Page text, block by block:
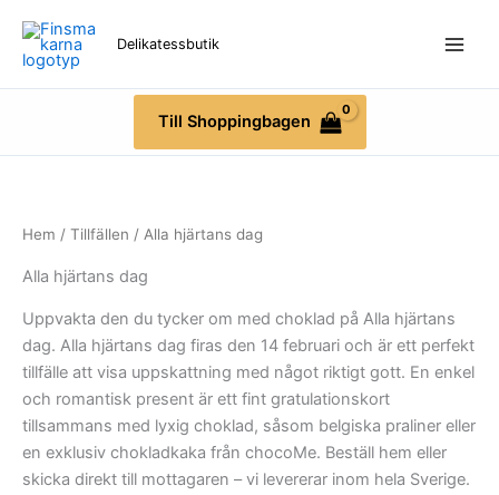
innehåll
Delikatessbutik
Till Shoppingbagen
Hem / Tillfällen / Alla hjärtans dag
Alla hjärtans dag
Uppvakta den du tycker om med choklad på Alla hjärtans
dag. Alla hjärtans dag firas den 14 februari och är ett perfekt
tillfälle att visa uppskattning med något riktigt gott. En enkel
och romantisk present är ett fint gratulationskort
tillsammans med lyxig choklad, såsom belgiska praliner eller
en exklusiv chokladkaka från chocoMe. Beställ hem eller
skicka direkt till mottagaren – vi levererar inom hela Sverige.